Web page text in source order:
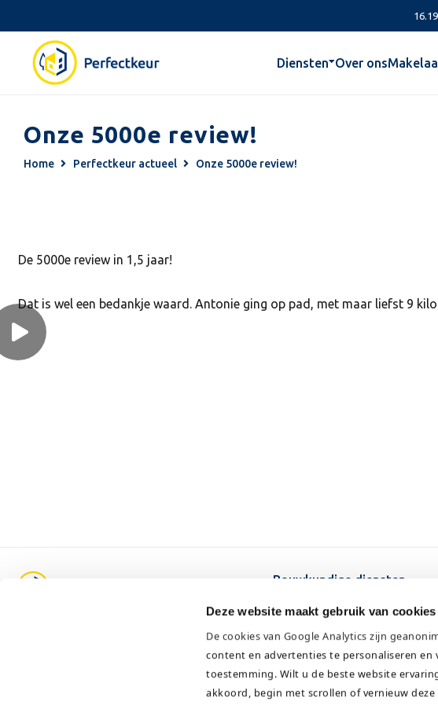
Deze website maakt gebruik van cookies
De cookies van Google Analytics zijn
content en advertenties te personaliseren
toestemming. Wilt u de beste website
akkoord, begin met scrollen of vernieuw
Diensten Over ons
Onze 5000e review!
Home Perfectkeur actueel Onze 5000e review!
De 5000e review in 1,5 jaar!
Dat is wel een bedankje waard. Antonie ging op pad, met maar liefst 9
Bouwkundige diensten
Asbest diensten
Onderhoud
Specialistische diensten